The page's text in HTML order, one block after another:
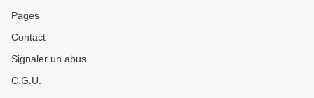
Pages
Contact
Signaler un abus
C.G.U.